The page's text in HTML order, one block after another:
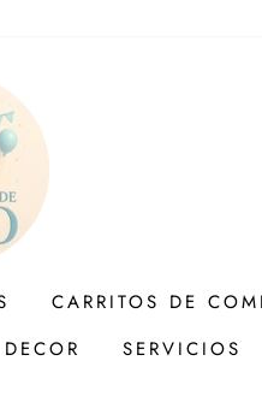
CARRITOS DE
SERVICIOS